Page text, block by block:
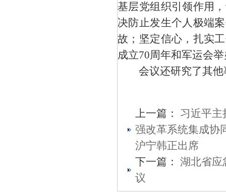
基层党组织引领作用
决防止发生个人极端
故；坚定信心，扎实
成立70周年和军运会
会议还研究了其他
上一篇： 习近平主
强改革系统集成协
沪宁韩正出席
下一篇： 湖北省应
议